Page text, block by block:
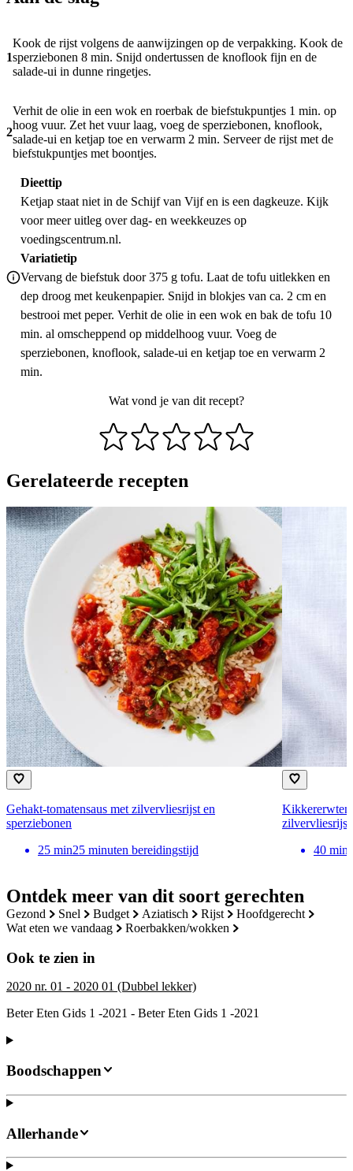
Ontdek meer van dit soort gerechten
gezond snel budget aziatisch rijst
hoofdgerecht
wat eten we vandaag
roerbakken/wokken
Ook te zien in
2020 nr. 01 - 2020 01 (Dubbel lekker)
Beter Eten Gids 1 -2021 - Beter Eten Gids 1 -2021
1
Kook de rijst volgens de aanwijzingen op de verpakking. Kook de
sperziebonen 8 min. Snijd ondertussen de knoflook fijn en de
salade-ui in dunne ringetjes.
2
Verhit de olie in een wok en roerbak de biefstukpuntjes 1 min. op
hoog vuur. Zet het vuur laag, voeg de sperziebonen, knoflook,
salade-ui en ketjap toe en verwarm 2 min. Serveer de rijst met de
biefstukpuntjes met boontjes.
Dieettip
Ketjap staat niet in de Schijf van Vijf en is een dagkeuze. Kijk
voor meer uitleg over dag- en weekkeuzes op
voedingscentrum.nl.
Variatietip
Vervang de biefstuk door 375 g tofu. Laat de tofu uitlekken en
dep droog met keukenpapier. Snijd in blokjes van ca. 2 cm en
bestrooi met peper. Verhit de olie in een wok en bak de tofu 10
min. al omscheppend op middelhoog vuur. Voeg de
sperziebonen, knoflook, salade-ui en ketjap toe en verwarm 2
min.
Wat vond je van dit recept?
Gerelateerde recepten
Gehakt-tomatensaus met zilvervliesrijst en
sperziebonen
25 min25 minuten bereidingstijd
zilvervliesrijst
40 min
Boodschappen
Allerhande